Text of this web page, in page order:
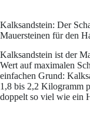
Kalksandstein: Der
Mauersteinen für den
Kalksandstein ist der
Wert auf maximalen
einfachen Grund:
1,8 bis 2,2 Kilogramm
doppelt so viel wie ein